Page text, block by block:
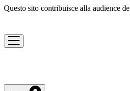
Questo sito contribuisce alla audience de